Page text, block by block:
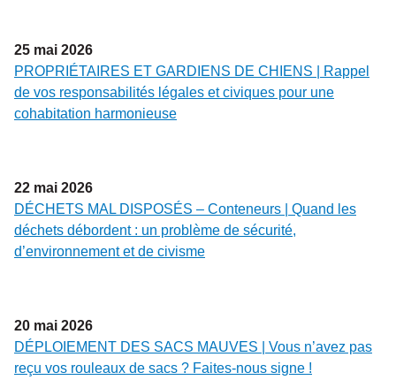
25 mai 2026
PROPRIÉTAIRES ET GARDIENS DE CHIENS | Rappel
de vos responsabilités légales et civiques pour une
cohabitation harmonieuse
22 mai 2026
DÉCHETS MAL DISPOSÉS – Conteneurs | Quand les
déchets débordent : un problème de sécurité,
d’environnement et de civisme
20 mai 2026
DÉPLOIEMENT DES SACS MAUVES | Vous n’avez pas
reçu vos rouleaux de sacs ? Faites-nous signe !